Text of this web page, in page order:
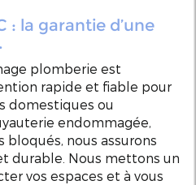
: la garantie d’une
plomberie est
rapide et fiable pour
domestiques ou
endommagée,
bloqués, nous assurons
durable. Nous mettons un
vos espaces et à vous